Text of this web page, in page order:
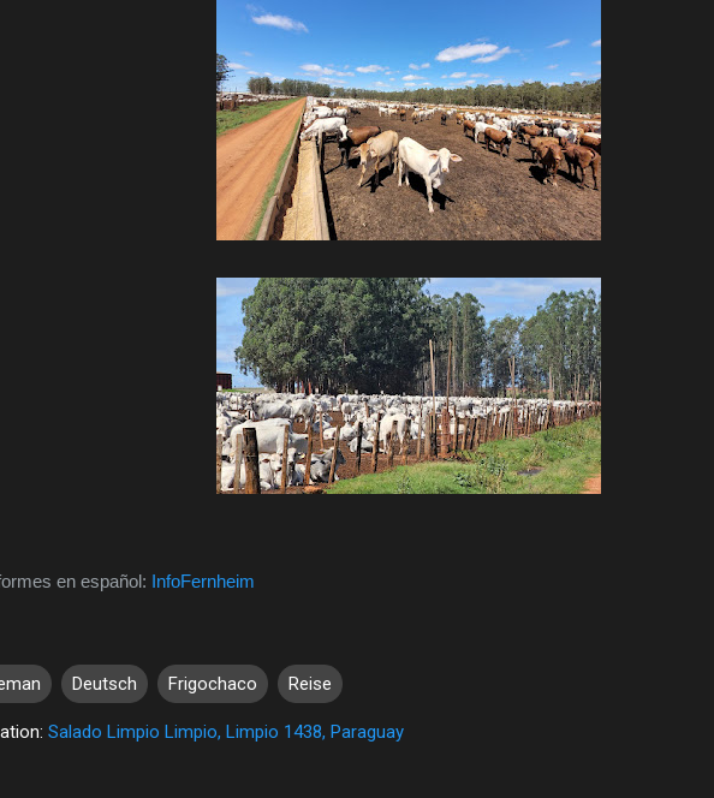
en español: InfoFernheim
Deutsch Frigochaco Reise
Salado Limpio Limpio, Limpio 1438, Paraguay